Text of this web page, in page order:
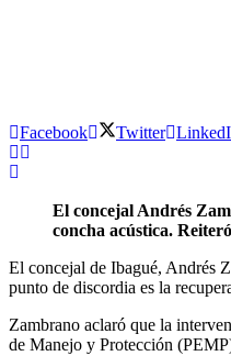
Facebook Twitter
El concejal Andrés
concha acústica.
El concejal de Ibagué, Andrés
punto de discordia es la
Zambrano aclaró que la
de Manejo y Protección